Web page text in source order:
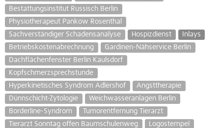
Bestattungsinstitut Russisch Berlin
Physiotherapeut Pankow Rosenthal
Sachverständiger Schadensanalyse
Hospizdienst
Inlays
Betriebskostenabrechnung
Gardinen-Nähservice Berlin
Dachflächenfenster Berlin Kaulsdorf
Kopfschmerzsprechstunde
Hyperkinetisches Syndrom Adlershof
Angsttherapie
Dünnschicht-Zytologie
Weichwasseranlagen Berlin
Borderline-Syndrom
Tumorentfernung Tierarzt
Tierarzt Sonntag offen Baumschulenweg
Logostempel